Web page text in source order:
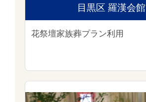
目黒区 羅漢会館
花祭壇家族葬プラン利用